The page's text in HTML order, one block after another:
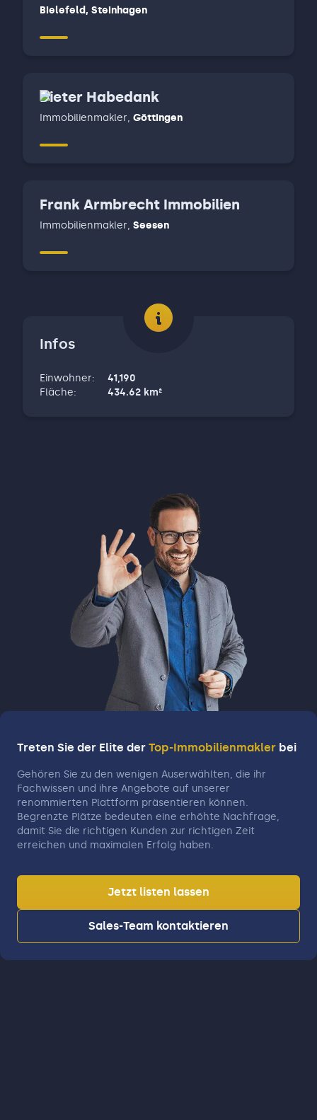
Bielefeld, Steinhagen
Dieter Habedank
Immobilienmakler, Göttingen
Frank Armbrecht Immobilien
Immobilienmakler, Seesen
Infos
Einwohner:
41,190
Fläche: 434.62 km²
Treten Sie der Elite der Top-Immobilienmakler bei
Gehören Sie zu den wenigen Auserwählten, die ihr
Fachwissen und ihre Angebote auf unserer
renommierten Plattform präsentieren können.
Begrenzte Plätze bedeuten eine erhöhte Nachfrage,
damit Sie die richtigen Kunden zur richtigen Zeit
erreichen und maximalen Erfolg haben.
Jetzt listen lassen
Sales-Team kontaktieren